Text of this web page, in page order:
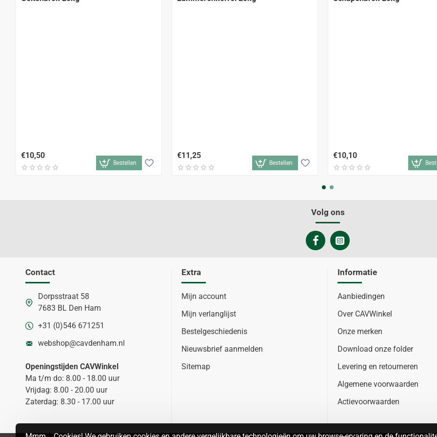
€10,50
Bestellen
€11,25
Bestellen
€10,10
Volg ons
Contact
Dorpsstraat 58
7683 BL Den Ham
+31 (0)546 671251
webshop@cavdenham.nl
Openingstijden CAVWinkel
Ma t/m do: 8.00 - 18.00 uur
Vrijdag: 8.00 - 20.00 uur
Zaterdag: 8.30 - 17.00 uur
Extra
Mijn account
Mijn verlanglijst
Bestelgeschiedenis
Nieuwsbrief aanmelden
Sitemap
Informatie
Aanbiedingen
Over CAVWinkel
Onze merken
Download onze folder
Levering en retourneren
Algemene voorwaarden
Actievoorwaarden